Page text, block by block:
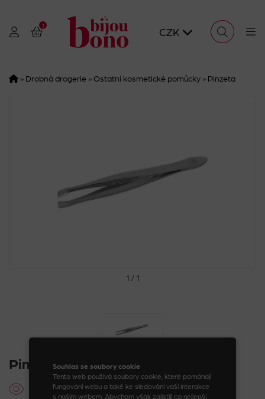
Souhlas se soubory cookie
Tento web používá soubory cookie, které pomáhají
fungování webu a také ke sledování vaší interakce
s naším webem. Abychom však zajistili co nejlepší
1
CZK
» Drobná drogerie » Ostatní kosmetické pomůcky» Pinzeta
1 / 1
Pinzeta